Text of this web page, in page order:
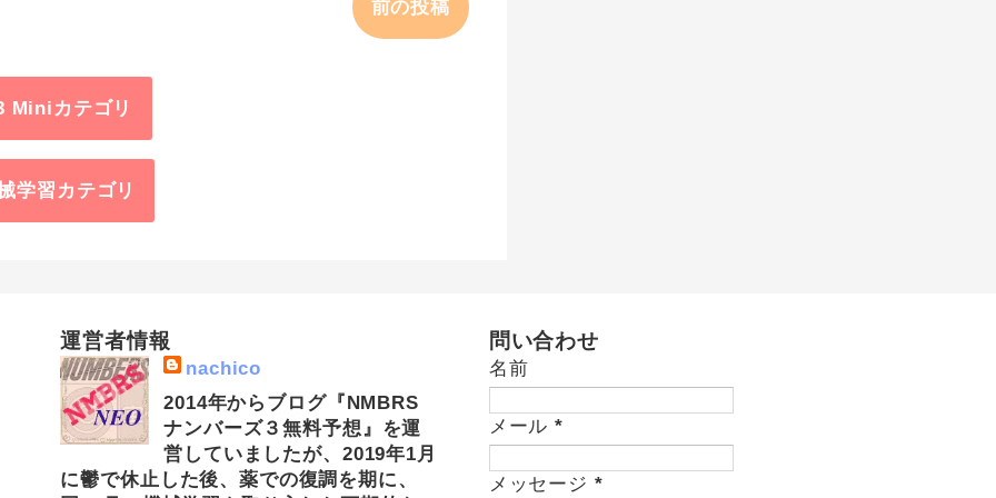
前の投稿
Miniカテゴリ
学習カテゴリ
運営者情報
nachico
2014年からブログ『NMBRS
ナンバーズ３無料予想』を運
営していましたが、2019年1月
に鬱で休止した後、薬での復調を期に、
問い合わせ
名前
メール*
メッセージ *